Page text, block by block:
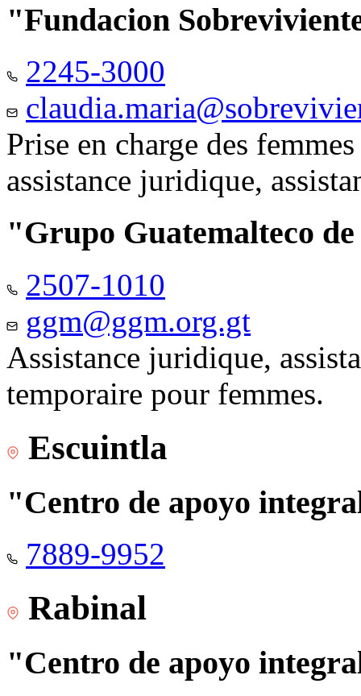
"Fundacion
2245-3000
Prise en charge des
assistance juridique,
"Grupo Guatemalteco
2507-1010
ggm@ggm.org.gt
Assistance juridique,
temporaire pour femmes.
Escuintla
"Centro de apoyo
7889-9952
Rabinal
"Centro de apoyo